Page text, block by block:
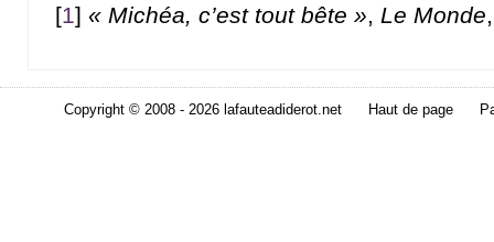
[1]« Michéa, c’est tout bête », Le Monde
Copyright © 2008 - 2026 lafauteadiderot.net Haut de page